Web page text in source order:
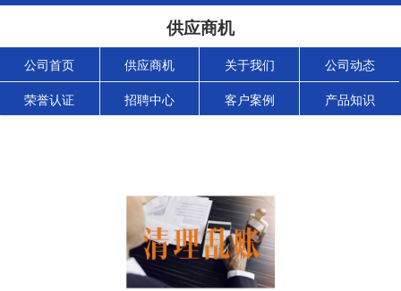
供应商机
公司首页 供应商机 关于我们 公司动态
荣誉认证 招聘中心 客户案例 产品知识